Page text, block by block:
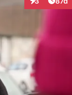
Interaktionen